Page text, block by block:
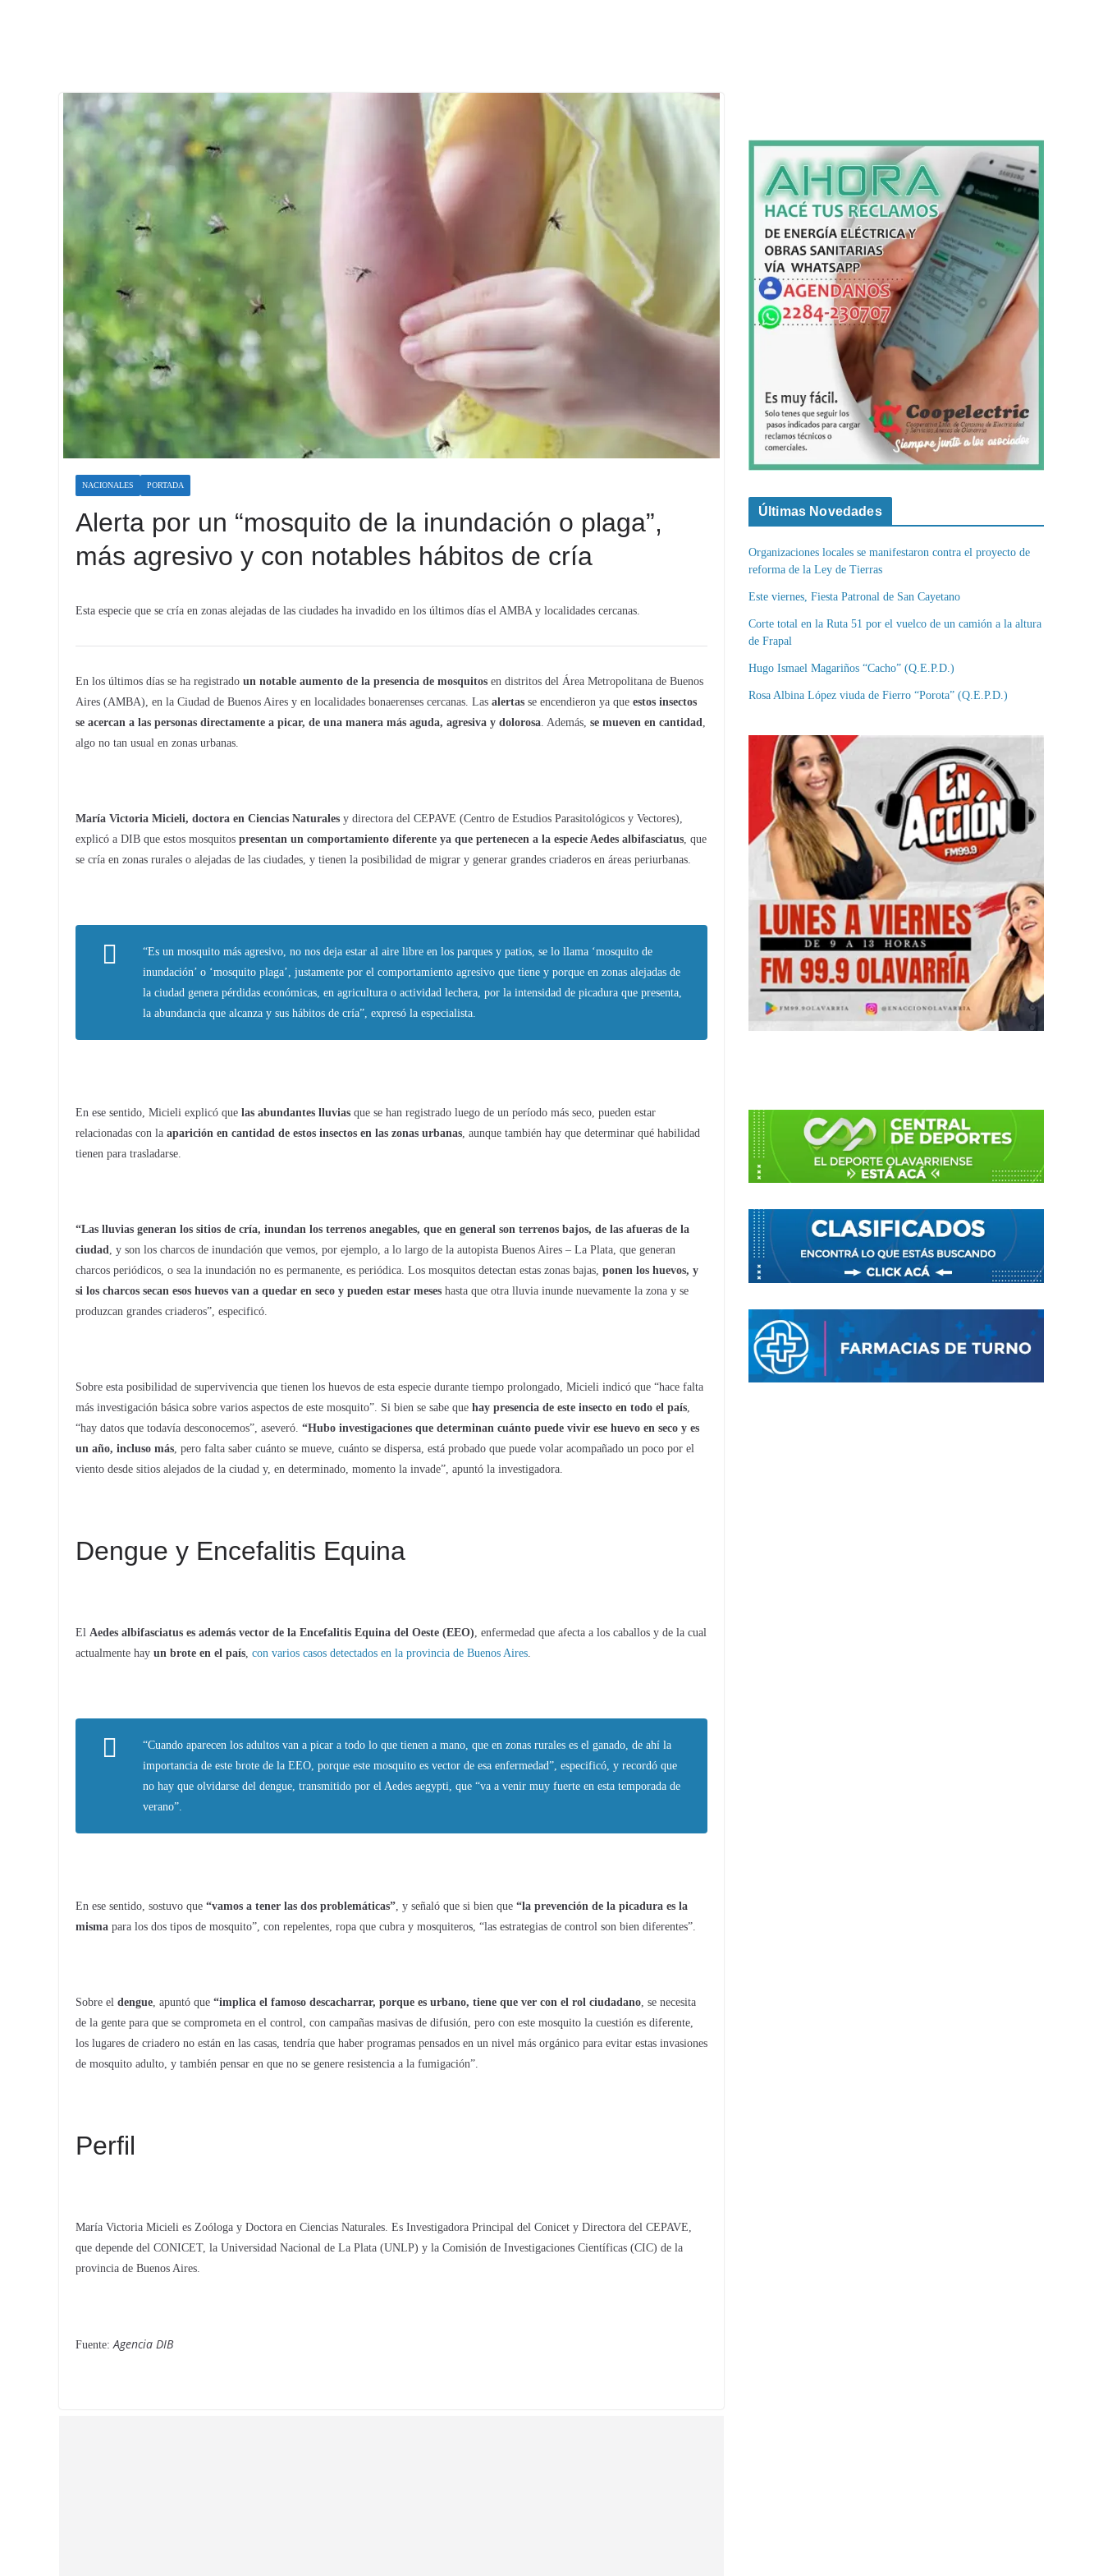
NACIONALES PORTADA
Alerta por un “mosquito de la inundación o plaga”,
más agresivo y con notables hábitos de cría
Esta especie que se cría en zonas alejadas de las ciudades ha invadido en los últimos días el AMBA y localidades cercanas.
En los últimos días se ha registrado un notable aumento de la presencia de mosquitos en distritos del Área Metropolitana de Buenos
Aires (AMBA), en la Ciudad de Buenos Aires y en localidades bonaerenses cercanas. Las alertas se encendieron ya que estos insectos
se acercan a las personas directamente a picar, de una manera más aguda, agresiva y dolorosa. Además, se mueven en cantidad,
algo no tan usual en zonas urbanas.
María Victoria Micieli, doctora en Ciencias Naturales y directora del CEPAVE (Centro de Estudios Parasitológicos y Vectores),
explicó a DIB que estos mosquitos presentan un comportamiento diferente ya que pertenecen a la especie Aedes albifasciatus, que
se cría en zonas rurales o alejadas de las ciudades, y tienen la posibilidad de migrar y generar grandes criaderos en áreas periurbanas.
“Es un mosquito más agresivo, no nos deja estar al aire libre en los parques y patios, se lo llama ‘mosquito de
inundación’ o ‘mosquito plaga’, justamente por el comportamiento agresivo que tiene y porque en zonas alejadas de
la ciudad genera pérdidas económicas, en agricultura o actividad lechera, por la intensidad de picadura que presenta,
la abundancia que alcanza y sus hábitos de cría”, expresó la especialista.
En ese sentido, Micieli explicó que las abundantes lluvias que se han registrado luego de un período más seco, pueden estar
relacionadas con la aparición en cantidad de estos insectos en las zonas urbanas, aunque también hay que determinar qué habilidad
tienen para trasladarse.
“Las lluvias generan los sitios de cría, inundan los terrenos anegables, que en general son terrenos bajos, de las afueras de la
ciudad, y son los charcos de inundación que vemos, por ejemplo, a lo largo de la autopista Buenos Aires – La Plata, que generan
charcos periódicos, o sea la inundación no es permanente, es periódica. Los mosquitos detectan estas zonas bajas, ponen los huevos, y
si los charcos secan esos huevos van a quedar en seco y pueden estar meses hasta que otra lluvia inunde nuevamente la zona y se
produzcan grandes criaderos”, especificó.
Sobre esta posibilidad de supervivencia que tienen los huevos de esta especie durante tiempo prolongado, Micieli indicó que “hace falta
más investigación básica sobre varios aspectos de este mosquito”. Si bien se sabe que hay presencia de este insecto en todo el país,
“hay datos que todavía desconocemos”, aseveró. “Hubo investigaciones que determinan cuánto puede vivir ese huevo en seco y es
un año, incluso más, pero falta saber cuánto se mueve, cuánto se dispersa, está probado que puede volar acompañado un poco por el
viento desde sitios alejados de la ciudad y, en determinado, momento la invade”, apuntó la investigadora.
Dengue y Encefalitis Equina
El Aedes albifasciatus es además vector de la Encefalitis Equina del Oeste (EEO), enfermedad que afecta a los caballos y de la cual
actualmente hay un brote en el país, con varios casos detectados en la provincia de Buenos Aires.
“Cuando aparecen los adultos van a picar a todo lo que tienen a mano, que en zonas rurales es el ganado, de ahí la
importancia de este brote de la EEO, porque este mosquito es vector de esa enfermedad”, especificó, y recordó que
no hay que olvidarse del dengue, transmitido por el Aedes aegypti, que “va a venir muy fuerte en esta temporada de
verano”.
En ese sentido, sostuvo que “vamos a tener las dos problemáticas”, y señaló que si bien que “la prevención de la picadura es la
misma para los dos tipos de mosquito”, con repelentes, ropa que cubra y mosquiteros, “las estrategias de control son bien diferentes”.
Sobre el dengue, apuntó que “implica el famoso descacharrar, porque es urbano, tiene que ver con el rol ciudadano, se necesita
de la gente para que se comprometa en el control, con campañas masivas de difusión, pero con este mosquito la cuestión es diferente,
los lugares de criadero no están en las casas, tendría que haber programas pensados en un nivel más orgánico para evitar estas invasiones
de mosquito adulto, y también pensar en que no se genere resistencia a la fumigación”.
Perfil
María Victoria Micieli es Zoóloga y Doctora en Ciencias Naturales. Es Investigadora Principal del Conicet y Directora del CEPAVE,
que depende del CONICET, la Universidad Nacional de La Plata (UNLP) y la Comisión de Investigaciones Científicas (CIC) de la
provincia de Buenos Aires.
Fuente: Agencia DIB
Últimas Novedades
Organizaciones locales se manifestaron contra el proyecto de
reforma de la Ley de Tierras
Este viernes, Fiesta Patronal de San Cayetano
Corte total en la Ruta 51 por el vuelco de un camión a la altura
de Frapal
Hugo Ismael Magariños “Cacho” (Q.E.P.D.)
Rosa Albina López viuda de Fierro “Porota” (Q.E.P.D.)